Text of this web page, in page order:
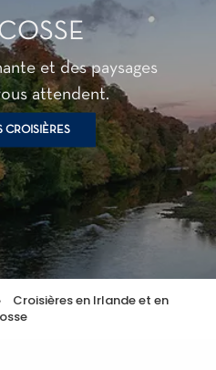
et des paysages
attendent.
CROISIÈRES
Croisières en Irlande et en